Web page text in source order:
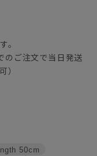
。
のご注文で当日発送
）
50cm